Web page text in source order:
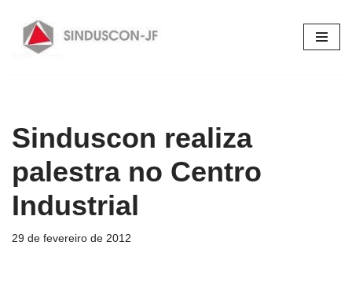
Pular
Sinduscon realiza
palestra no Centro
Industrial
29 de fevereiro de 2012